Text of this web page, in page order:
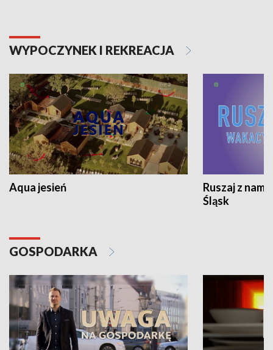
WYPOCZYNEK I REKREACJA
Aqua jesień
Ruszaj z
Śląsk
GOSPODARKA